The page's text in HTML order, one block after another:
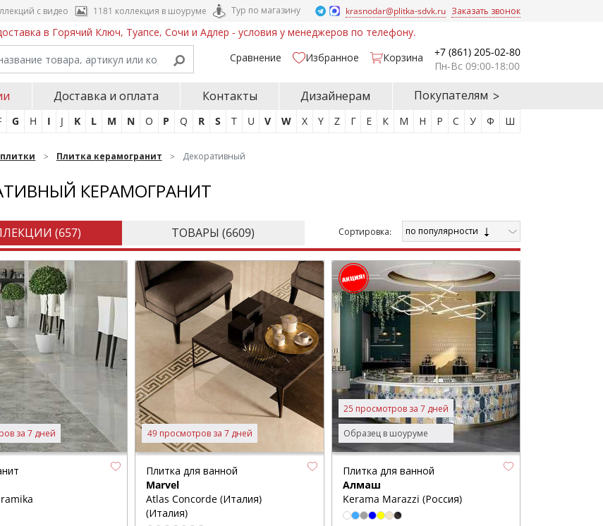
с видео 1181 коллекция в шоуруме Тур по магазину krasnodar@plitka-sdvk.ru Заказать звонок
в Горячий Ключ, Туапсе, Сочи и Адлер - условия у менеджеров по телефону.
Сравнение Избранное Корзина
+7 (861) 205-02-80
Пн-Вс 09:00-18:00
Доставка и оплата Контакты Дизайнерам Покупателям
G H I J K L M N O P Q R S T U V W X Y Z Г Е К М Н Р С У Ф Ш
Плитка керамогранит Декоративный
КЕРАМОГРАНИТ
(657) ТОВАРЫ (6609) Cортировка: по популярности
за 7 дней 49 просмотров за 7 дней
Плитка для ванной
Marvel
Atlas Concorde (Италия)
(Италия)
Образец в шоуруме
25 просмотров за 7 дней
Плитка для ванной
Алмаш
Kerama Marazzi (Россия)